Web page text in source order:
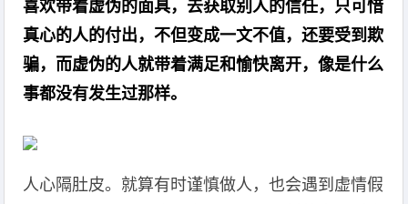
喜欢带着虚伪的面具，去获取别人的信任，只可惜
真心的人的付出，不但变成一文不值，还要受到欺
骗，而虚伪的人就带着满足和愉快离开，像是什么
事都没有发生过那样。
人心隔肚皮。就算有时谨慎做人，也会遇到虚情假